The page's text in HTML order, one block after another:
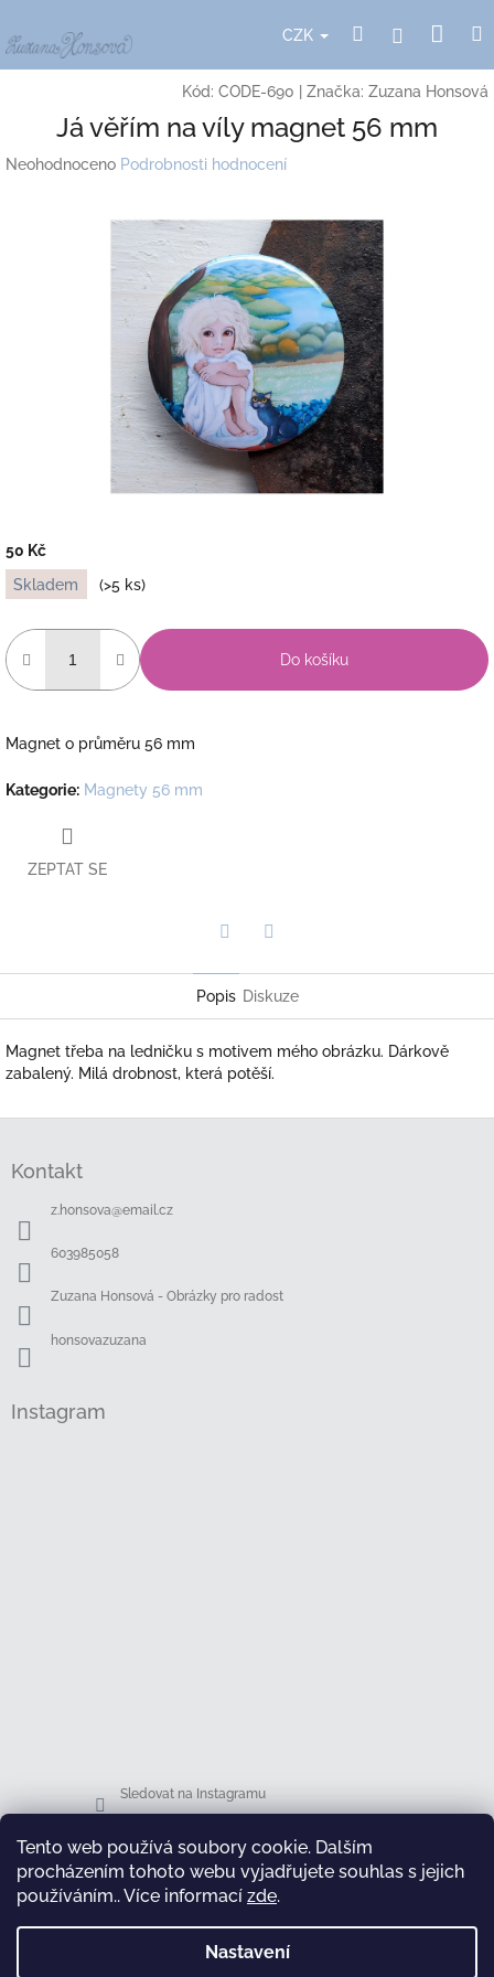
Tento web používá soubory cookie. Dalším
procházením tohoto webu vyjadřujete souhlas s jejich
používáním.. Více informací zde.
Nastavení
na
obsah
CZK HledatPřihlášení
Kód: CODE-690 Značka: Zuzana Honsová
Já věřím na víly magnet 56 mm
Průměrné
Neohodnoceno Podrobnosti hodnocení
50 Kč
Měrná
cena:
Skladem (>5 ks)
Do košíku
Magnet o průměru 56 mm
Kategorie: Magnety 56 mm
ZEPTAT SE
Popis Diskuze
Magnet třeba na ledničku s motivem mého obrázku. Dárkově
zabalený. Milá drobnost, která potěší.
Kontakt
z.honsova@email.cz
603985058
Zuzana Honsová - Obrázky pro radost
honsovazuzana
Instagram
Sledovat na Instagramu
Facebook
test